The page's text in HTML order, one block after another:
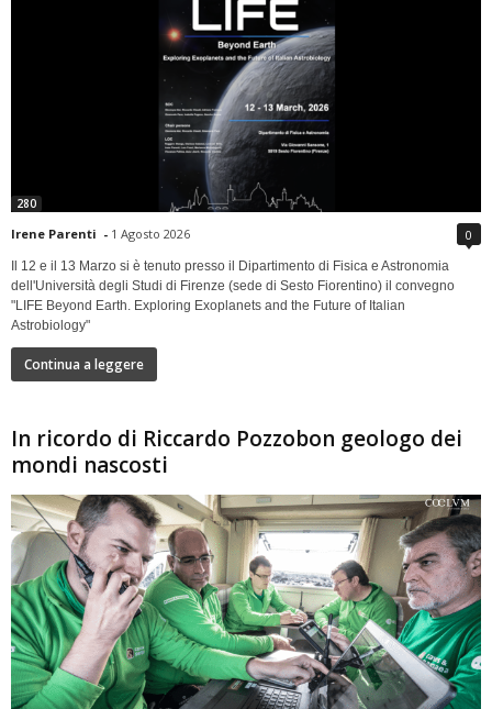
280
Irene Parenti - 1 Agosto 2026 0
Il 12 e il 13 Marzo si è tenuto presso il Dipartimento di Fisica e Astronomia
dell'Università degli Studi di Firenze (sede di Sesto Fiorentino) il convegno
"LIFE Beyond Earth. Exploring Exoplanets and the Future of Italian
Astrobiology"
Continua a leggere
In ricordo di Riccardo Pozzobon geologo dei
mondi nascosti